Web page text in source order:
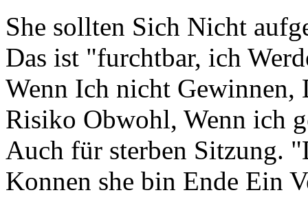
She sollten Sich Nicht
Das ist "furchtbar, ich
Wenn Ich nicht Gewinnen,
Risiko Obwohl, Wenn ich
Auch für sterben Sitzung.
Konnen she bin Ende Ein